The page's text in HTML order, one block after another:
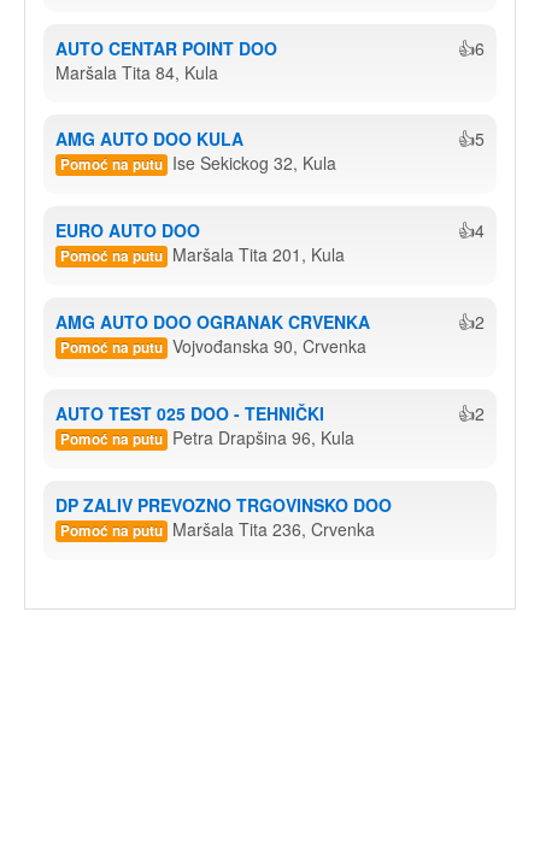
AUTO CENTAR POINT DOO
👍6
Maršala Tita 84, Kula
AMG AUTO DOO KULA 👍5
Pomoć na putu Ise Sekickog 32, Kula
EURO AUTO DOO 👍4
Pomoć na putu Maršala Tita 201, Kula
AMG AUTO DOO OGRANAK CRVENKA 👍2
Pomoć na putu Vojvođanska 90, Crvenka
AUTO TEST 025 DOO - TEHNIČKI 👍2
Pomoć na putu Petra Drapšina 96, Kula
DP ZALIV PREVOZNO TRGOVINSKO DOO
Pomoć na putu Maršala Tita 236, Crvenka